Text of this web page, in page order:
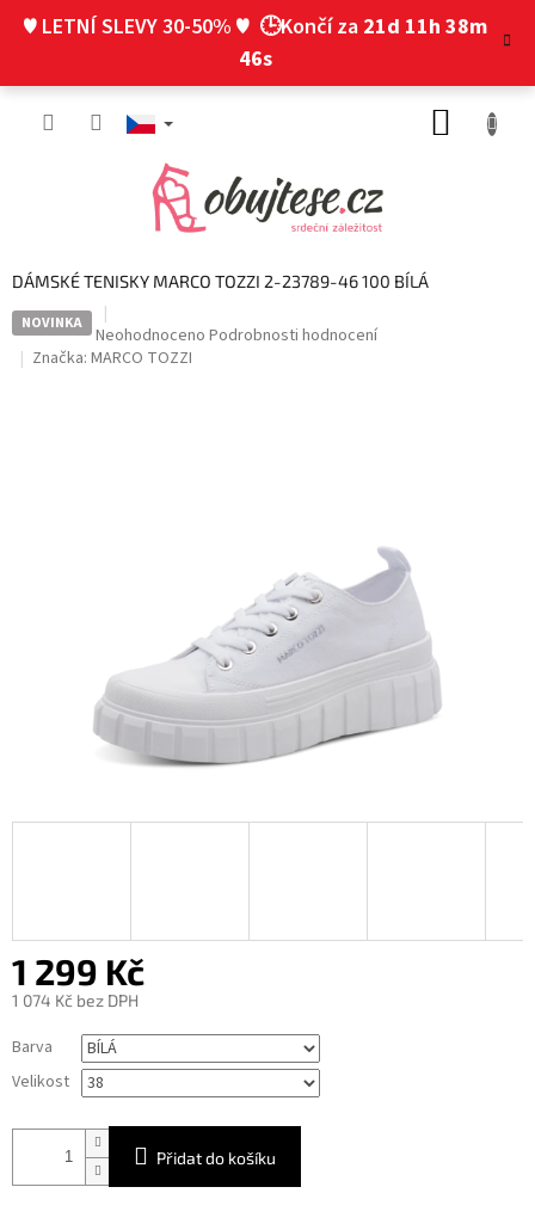
♥ LETNÍ SLEVY 30-50% ♥ 🕒Končí za 21d 11h 38m
45s
DÁMSKÉ TENISKY MARCO TOZZI 2-23789-46 100 BÍLÁ
NOVINKA
Průměrné
hodnocení
Neohodnoceno Podrobnosti hodnocení
Značka: MARCO TOZZI
1 299 Kč
1 074 Kč bez DPH
cena:
Barva
Velikost
Přidat do košíku